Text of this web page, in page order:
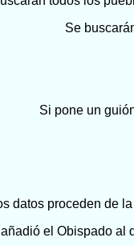
Se
Si pone un
datos proceden de la
el Obispado al